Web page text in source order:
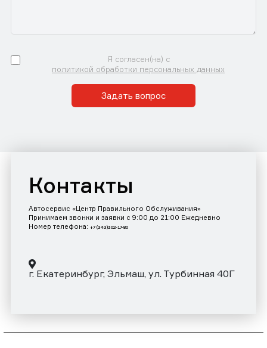
Я согласен(на) с
политикой обработки персональных данных
Задать вопрос
Контакты
Автосервис «Центр Правильного Обслуживания»
Принимаем звонки и заявки с 9:00 до 21:00 Ежедневно
Номер телефона: +7 (343)302-17-80
г. Екатеринбург, Эльмаш, ул. Турбинная 40Г